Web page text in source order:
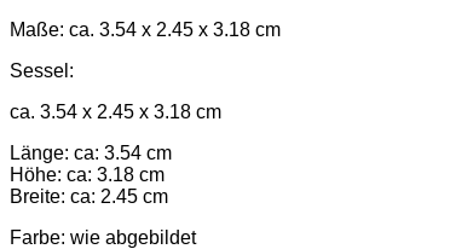
Maße: ca. 3.54 x 2.45 x 3.18 cm
Sessel:
ca. 3.54 x 2.45 x 3.18 cm
Länge: ca: 3.54 cm
Höhe: ca: 3.18 cm
Breite: ca: 2.45 cm
Farbe: wie abgebildet